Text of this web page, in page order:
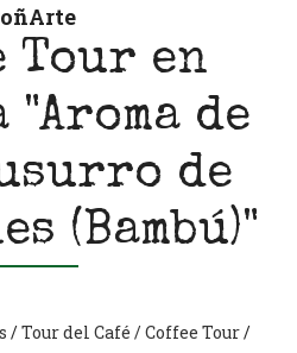
Tour en
"Aroma de
de
(Bambú)"
/Tour del Café / Coffee Tour/